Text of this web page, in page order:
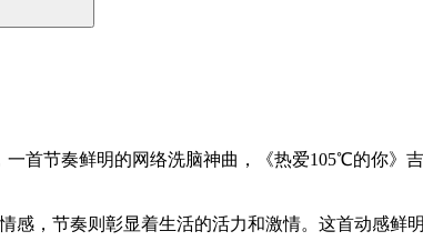
首节奏鲜明的网络洗脑神曲，《热爱105℃的你》
感，节奏则彰显着生活的活力和激情。这首动感鲜